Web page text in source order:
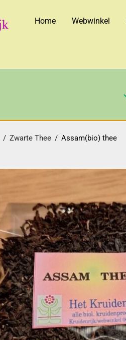
Home Webwinkel
/ Zwarte Thee / Assam(bio) thee